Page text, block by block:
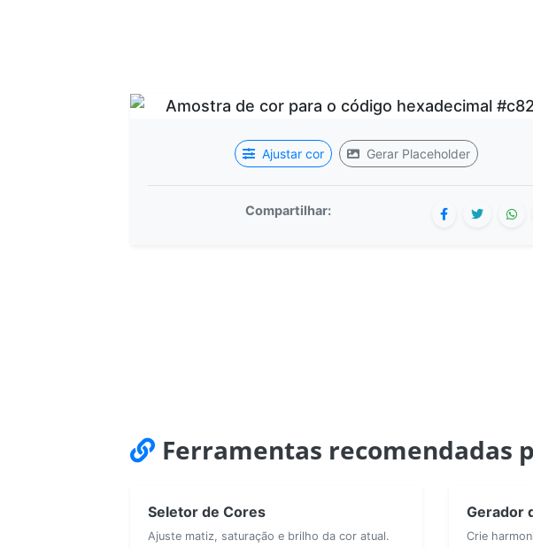
Ajustar cor Gerar Placeholder
Compartilhar:
Ferramentas recomendadas
Seletor de Cores
Ajuste matiz, saturação e brilho da cor atual.
Gerador
Crie